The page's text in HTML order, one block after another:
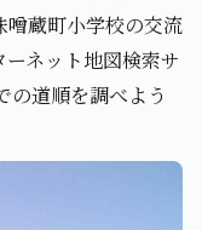
噌蔵町小学校の交流
ネット地図検索サ
道順を調べよう